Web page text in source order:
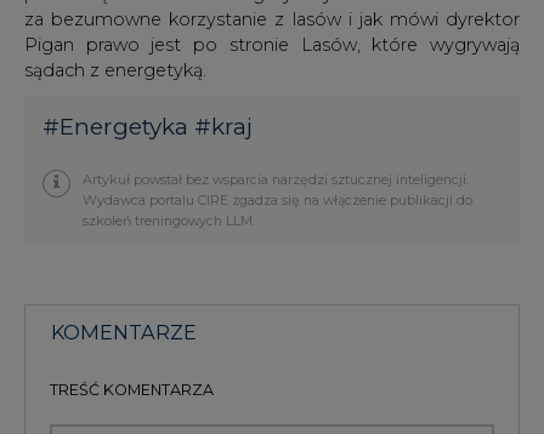
za bezumowne korzystanie z lasów i jak mówi dyrektor
Pigan prawo jest po stronie Lasów, które wygrywają
sądach z energetyką.
#Energetyka #kraj
Artykuł powstał bez wsparcia narzędzi sztucznej inteligencji.
Wydawca portalu CIRE zgadza się na włączenie publikacji do
szkoleń treningowych LLM.
KOMENTARZE
TREŚĆ KOMENTARZA